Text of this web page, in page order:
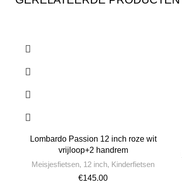
Lombardo Passion 12 inch roze wit
vrijloop+2 handrem
Meisjesfietsen, 12 inch, Kinderfietsen
€145.00